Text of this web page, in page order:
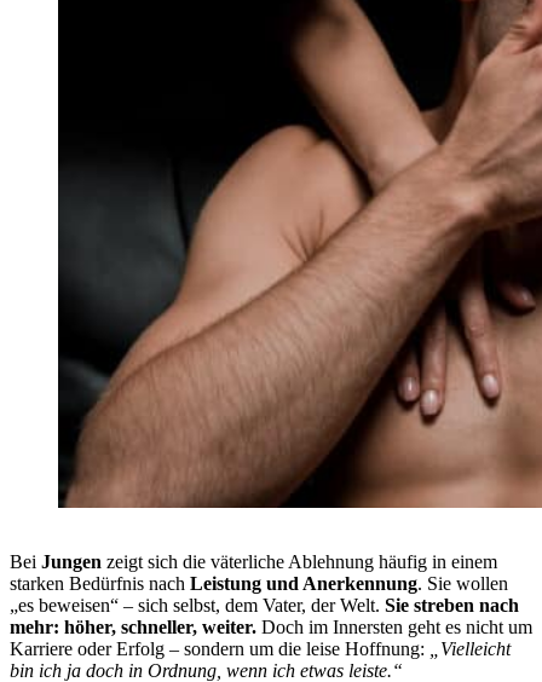
Bei Jungen zeigt sich die väterliche Ablehnung häufig in einem
starken Bedürfnis nach Leistung und Anerkennung. Sie wollen
„es beweisen“ – sich selbst, dem Vater, der Welt. Sie streben nach
mehr: höher, schneller, weiter. Doch im Innersten geht es nicht um
Karriere oder Erfolg – sondern um die leise Hoffnung:
„Vielleicht
bin ich ja doch in Ordnung, wenn ich etwas leiste.“